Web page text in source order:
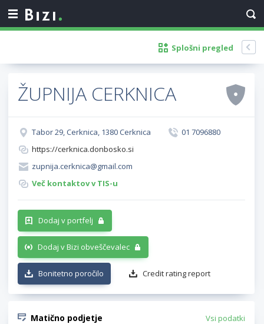
Splošni pregled
ŽUPNIJA CERKNICA
Tabor 29, Cerknica, 1380 Cerknica
01 7096880
https://cerknica.donbosko.si
zupnija.cerknica@gmail.com
Več kontaktov v TIS-u
Dodaj v portfelj
Dodaj v Bizi obveščevalec
Bonitetno poročilo Credit rating report
Matično podjetje Vsi podatki